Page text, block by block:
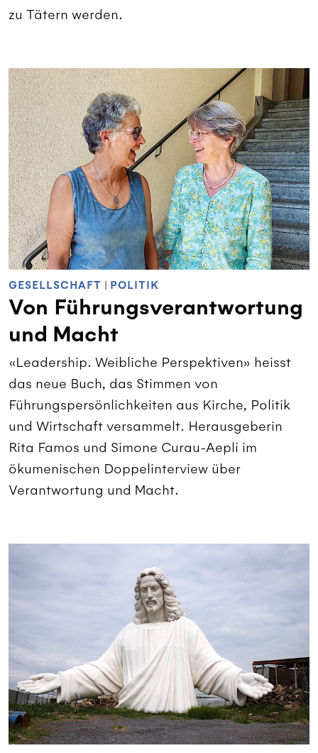
zu Tätern werden.
GESELLSCHAFT | POLITIK
Von Führungsverantwortung
und Macht
«Leadership. Weibliche Perspektiven» heisst
das neue Buch, das Stimmen von
Führungspersönlichkeiten aus Kirche, Politik
und Wirtschaft versammelt. Herausgeberin
Rita Famos und Simone Curau-Aepli im
ökumenischen Doppelinterview über
Verantwortung und Macht.